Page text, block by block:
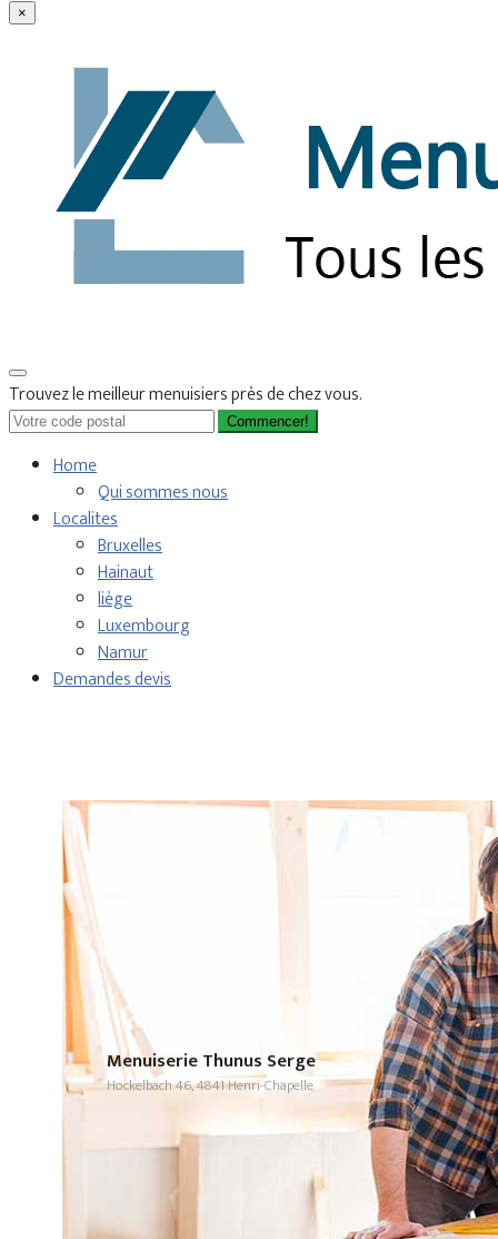
×
Trouvez le meilleur menuisiers près de chez vous.
Commencer!
Home
Qui sommes nous
Localites
Bruxelles
Hainaut
liège
Luxembourg
Namur
Demandes devis
Menuiserie Thunus Serge
Hockelbach 46, 4841 Henri-Chapelle